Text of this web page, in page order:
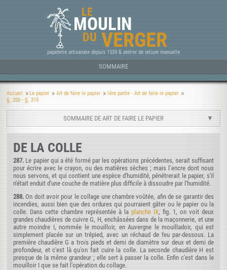
LE
MOULIN
DU VERGER
papeterie artisanale depuis 1539 & atelier de reliure manuelle
SOMMAIRE
Accueil Le papier Art de faire le papier
1ère partie - Art de faire le papier
§. 200 - §. 319
SOMMAIRE DE ART DE FAIRE LE PAPIER
DE LA COLLE
287. Le papier qui a été formé par les opérations précédentes, serait suffisant
pour écrire avec le crayon, ou des matières sèches ; mais l’encre dont nous
nous servons, et qui contient une espèce d'humidité, pénétrerait le papier, s'il
n'était enduit d'une couche de matière plus difficile à dissoudre par l'humidité.
288. On doit avoir pour le collage une chambre voûtée, afin de se garantir des
incendies, aussi bien que des ordures qui pourraient gâter ou le papier ou la
colle. Dans cette chambre représentée à la planche IX, fig. 1, on voit deux
grandes chaudières de cuivre G, H, enchâssées dans de la maçonnerie, et une
autre moindre I, nommée le mouilloir, en Auvergne le mouilladoir, qui est
simplement placée sur un trépied, avec un réchaud de feu par-dessous. La
première chaudière G a trois pieds et demi de diamètre sur deux et demi de
profondeur, et c'est là qu'on fait cuire la colle. La seconde chaudière H est
presque de la même grandeur ; elle sert à passer la colle. Enfin c'est dans le
mouilloir I que se fait l'opération du collage.